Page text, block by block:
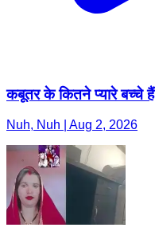
कबूतर के कितने प्यारे बच्चे हैं
Nuh, Nuh | Aug 2, 2026